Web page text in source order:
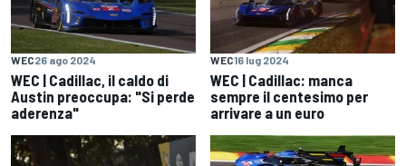
WEC26 ago 2024
WEC | Cadillac, il caldo di
Austin preoccupa: "Si perde
aderenza"
WEC16 lug 2024
WEC | Cadillac: manca
sempre il centesimo per
arrivare a un euro